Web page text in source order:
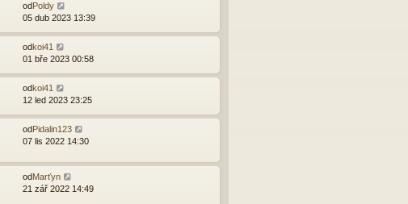
od Poldy
05 dub 2023 13:39
odkoi41
01 bře 2023 00:58
odkoi41
12 led 2023 23:25
od Pidalin123
07 lis 2022 14:30
odMarťyn
21 zář 2022 14:49